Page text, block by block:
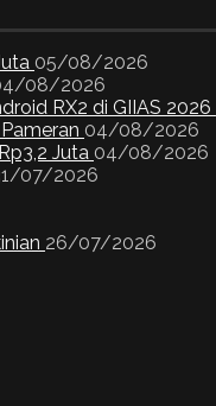
05/08/2026
08/2026
RX2 di GIIAS 2026
04/08/2026
Juta 04/08/2026
07/2026
26/07/2026